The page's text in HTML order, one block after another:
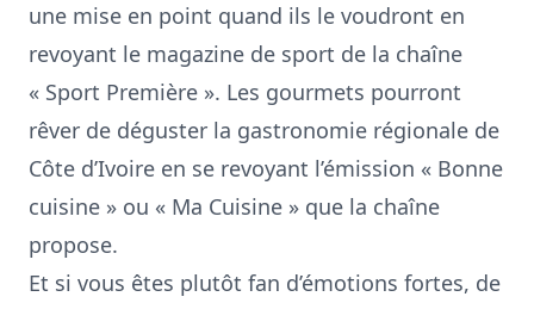
une mise en point quand ils le voudront en
revoyant le magazine de sport de la chaîne
« Sport Première ». Les gourmets pourront
rêver de déguster la gastronomie régionale de
Côte d’Ivoire en se revoyant l’émission « Bonne
cuisine » ou « Ma Cuisine » que la chaîne
propose.
Et si vous êtes plutôt fan d’émotions fortes, de